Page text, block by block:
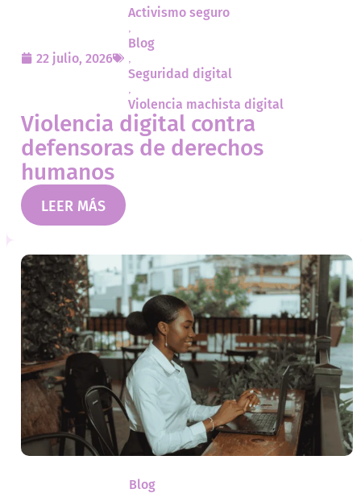
22 julio, 2026
Activismo seguro
Blog
Seguridad digital
Violencia machista digital
Violencia digital contra
defensoras de derechos
humanos
LEER MÁS
Blog